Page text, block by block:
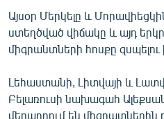
Русский
ՀԵՏԵՎԵՔ ՄԵԶ
Այսօր Մերկելը և
ստեղծված վիճակը և այդ
միգրանտների հոսքը զսպելու
Լեհաստանի, Լիտվայի և
Բելառուսի նախագահ
մեղադրում են միգրատներին